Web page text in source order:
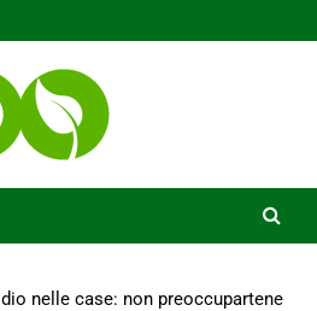
nelle case: non preoccupartene